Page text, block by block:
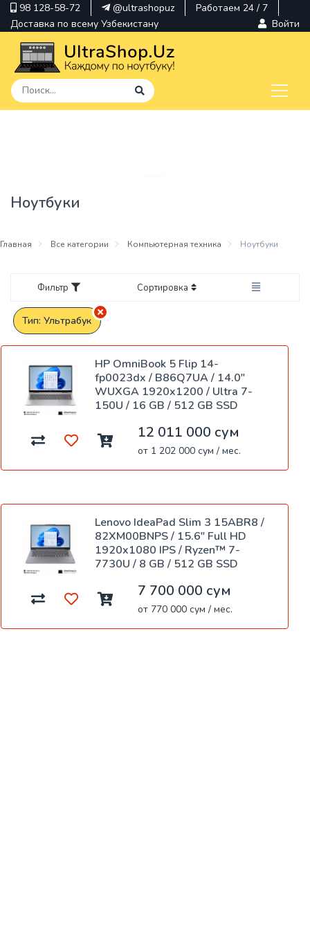
98 128-58-72 @ultrashopuz
Работаем 24 / 7
Доставка по всему Узбекистану
Войти
Hp
Ноутбуки
Главная Все категории Компьютерная техника Ноутбуки
Фильтр Сортировка
Тип: Ультрабук
HP OmniBook 5 Flip 14-
fp0023dx / B86Q7UA / 14.0"
WUXGA 1920x1200 / Ultra 7-
150U / 16 GB / 512 GB SSD
12 011 000 сум
от 1 202 000 сум / мес.
Lenovo IdeaPad Slim 3 15ABR8 /
82XM00BNPS / 15.6" Full HD
1920x1080 IPS / Ryzen™ 7-
7730U / 8 GB / 512 GB SSD
7 700 000 сум
от 770 000 сум / мес.